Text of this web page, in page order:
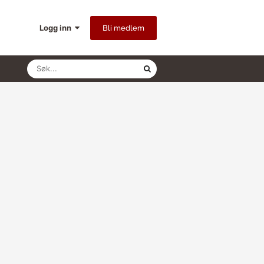
Logg inn Bli medlem